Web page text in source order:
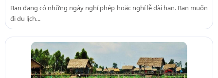
Bạn đang có những ngày nghỉ phép hoặc nghỉ lễ dài hạn. Bạn muốn
đi du lịch...